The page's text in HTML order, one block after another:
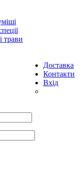
трави
Доставка
Контакти
Вхід